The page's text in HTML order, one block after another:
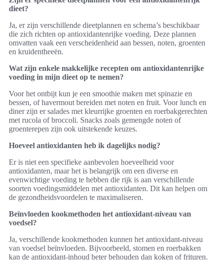
dieet?
Ja, er zijn verschillende dieetplannen en schema’s beschikbaar
die zich richten op antioxidantenrijke voeding. Deze plannen
omvatten vaak een verscheidenheid aan bessen, noten, groenten
en kruidentheeën.
Wat zijn enkele makkelijke recepten om antioxidantenrijke
voeding in mijn dieet op te nemen?
Voor het ontbijt kun je een smoothie maken met spinazie en
bessen, of havermout bereiden met noten en fruit. Voor lunch en
diner zijn er salades met kleurrijke groenten en roerbakgerechten
met rucola of broccoli. Snacks zoals gemengde noten of
groenterepen zijn ook uitstekende keuzes.
Hoeveel antioxidanten heb ik dagelijks nodig?
Er is niet een specifieke aanbevolen hoeveelheid voor
antioxidanten, maar het is belangrijk om een diverse en
evenwichtige voeding te hebben die rijk is aan verschillende
soorten voedingsmiddelen met antioxidanten. Dit kan helpen om
de gezondheidsvoordelen te maximaliseren.
Beïnvloeden kookmethoden het antioxidant-niveau van
voedsel?
Ja, verschillende kookmethoden kunnen het antioxidant-niveau
van voedsel beïnvloeden. Bijvoorbeeld, stomen en roerbakken
kan de antioxidant-inhoud beter behouden dan koken of frituren.